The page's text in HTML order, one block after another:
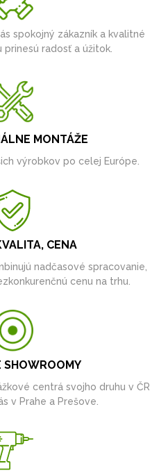
spokojný zákazník a kvalitné
radosť a úžitok.
MONTÁŽE
výrobkov po celej Európe.
CENA
nadčasové spracovanie,
cenu na trhu.
SHOWROOMY
centrá svojho druhu v ČR
v Prahe a Prešove.